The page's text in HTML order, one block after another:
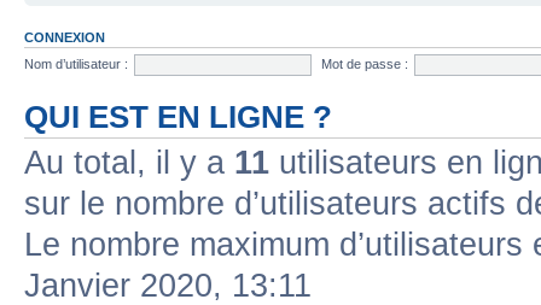
CONNEXION
Nom d’utilisateur :
Mot de passe :
QUI EST EN LIGNE ?
Au total, il y a 11 utilisateurs en
sur le nombre d’utilisateurs actifs
Le nombre maximum
Janvier 2020, 13:11